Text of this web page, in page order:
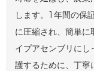
します。1年間の保
に圧縮され、簡単
イプアセンブリに
護するために、丁寧